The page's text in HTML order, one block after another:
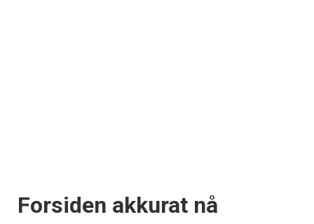
Forsiden akkurat nå